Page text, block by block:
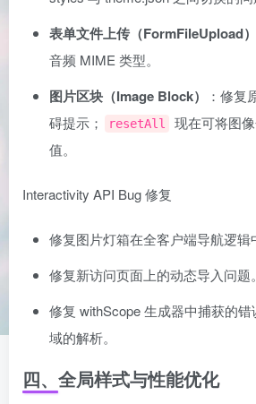
表单文件上传（FormFileUpload）
音频 MIME 类型。
图片区块（Image Block）
：修复
碍提示；
resetAll
现在可将图
值。
Interactivity API Bug 修复
修复图片灯箱在全客户端导航逻辑
修复新访问页面上的动态导入问题。
修复 withScope 生成器中捕获的
域的解析。
四、全局样式与性能优化